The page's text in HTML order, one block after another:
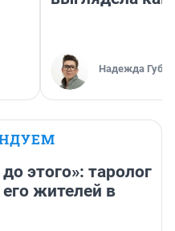
Надежда
этого»: таролог
жителей в